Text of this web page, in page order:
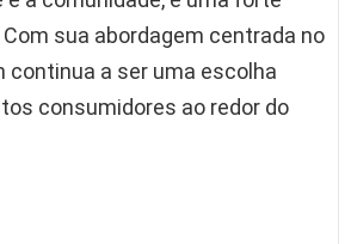
sua abordagem centrada no
continua a ser uma escolha
consumidores ao redor do